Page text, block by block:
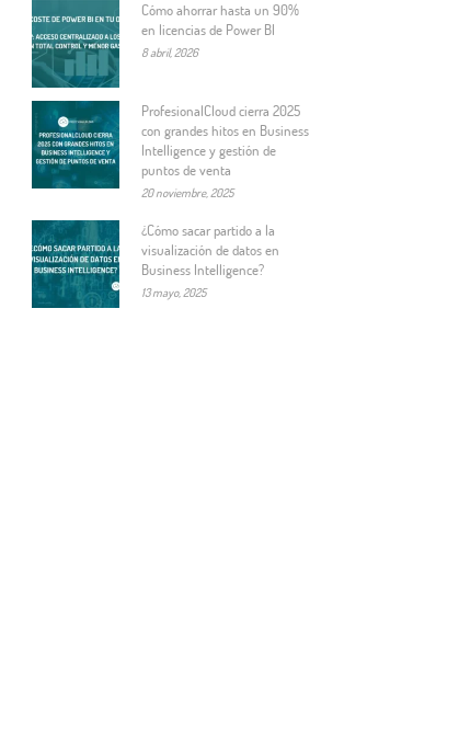
Cómo ahorrar hasta un 90%
en licencias de Power BI
8 abril, 2026
ProfesionalCloud cierra 2025
con grandes hitos en Business
Intelligence y gestión de
puntos de venta
20 noviembre, 2025
¿Cómo sacar partido a la
visualización de datos en
Business Intelligence?
13 mayo, 2025